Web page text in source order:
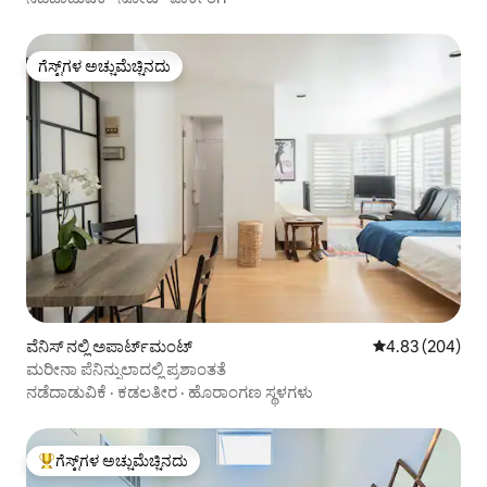
ಗೆಸ್ಟ್‌ಗಳ ಅಚ್ಚುಮೆಚ್ಚಿನದು
ಗೆಸ್ಟ್‌ಗಳ ಅಚ್ಚುಮೆಚ್ಚಿನದು
ವೆನಿಸ್ ನಲ್ಲಿ ಅಪಾರ್ಟ್‌ಮಂಟ್ 5 ರಲ್ಲಿ 4.83
4.83 (204)
ಮರೀನಾ ಪೆನಿನ್ಸುಲಾದಲ್ಲಿ ಪ್ರಶಾಂತತೆ
ನಡೆದಾಡುವಿಕೆ · ಕಡಲತೀರ · ಹೊರಾಂಗಣ ಸ್ಥಳಗಳು
ಗೆಸ್ಟ್‌ಗಳಿಗೆ ಅತಿ ಹೆಚ್ಚು ಅಚ್ಚುಮೆಚ್ಚಿನದು
ಗೆಸ್ಟ್‌ಗಳ ಅಚ್ಚುಮೆಚ್ಚಿನದು